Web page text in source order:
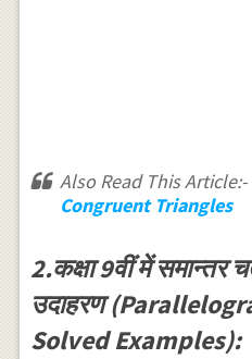
Also Read This Article:-
Congruent Triangles
2.कक्षा 9वीं में समान्तर
उदाहरण
Solved Examples):